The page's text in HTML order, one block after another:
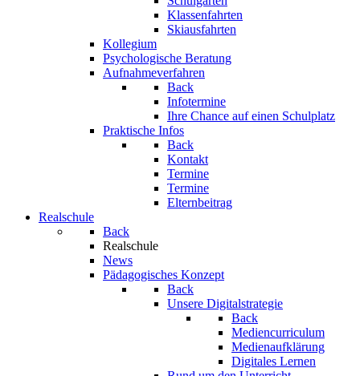
Klassenfahrten
Skiausfahrten
Kollegium
Psychologische Beratung
Aufnahmeverfahren
Back
Infotermine
Ihre Chance auf einen Schulplatz
Praktische Infos
Back
Kontakt
Termine
Termine
Elternbeitrag
Realschule
Back
Realschule
News
Pädagogisches Konzept
Back
Unsere Digitalstrategie
Back
Mediencurriculum
Medienaufklärung
Digitales Lernen